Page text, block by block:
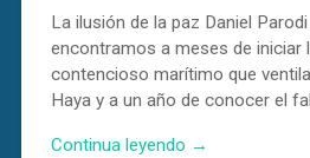
La ilusión de la paz Daniel
encontramos a meses de iniciar
contencioso marítimo que
Haya y a un año de conocer el
Continua leyendo →